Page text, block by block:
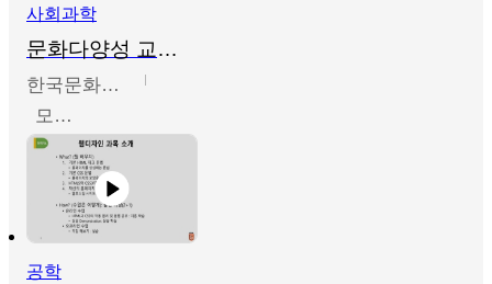
사회과학
문화다양성 교육의 이해
한국문화예술교육진흥원
모경환,성상환,정문성
공학